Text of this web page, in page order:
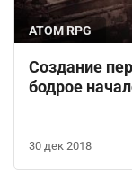
ATOM RPG
Создание
бодрое
30 дек 2018